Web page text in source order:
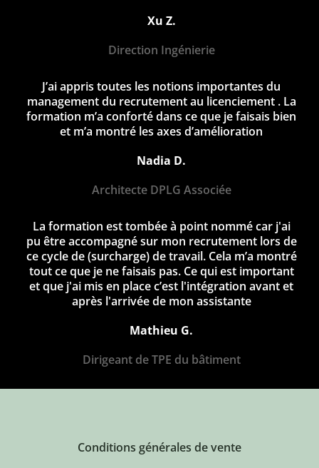
Xu Z.
Direction Ingénierie
J’ai appris toutes les notions importantes du
management du recrutement au licenciement . La
formation m’a conforté dans ce que je faisais bien
et m’a montré les axes d’amélioration
Nadia D.
Architecte DPLG Associée
La formation est tombée à point nommé car j'ai
pu être accompagné sur mon recrutement lors de
ce cycle de (surcharge) de travail. Cela m’a montré
tout ce que je ne faisais pas. Ce qui est important
et que j'ai mis en place c’est l'intégration avant et
après l'arrivée de mon assistante
Mathieu G.
Dirigeant de TPE du bâtiment
Conditions générales de vente